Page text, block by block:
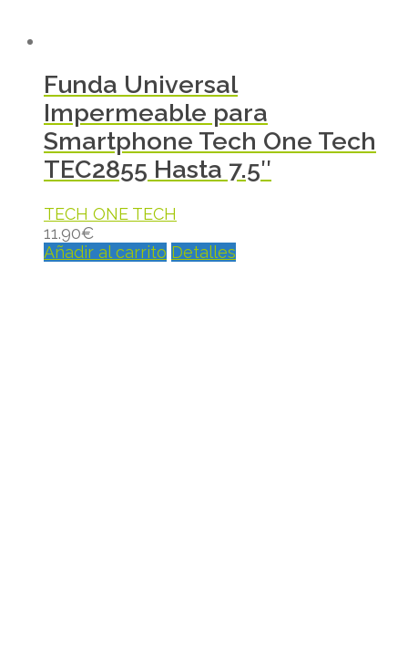
Funda Universal
Impermeable para
Smartphone Tech One Tech
TEC2855 Hasta 7.5″
TECH ONE TECH
11.90€
Añadir al carrito Detalles